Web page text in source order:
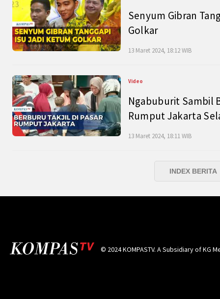
Senyum Gibran
Golkar
13 Maret 2024, 18:12 WIB
Video
Ngabuburit Sambil
Rumput Jakarta
13 Maret 2024, 18:11 WIB
INDEX BERITA
© 2024 KOMPASTV. A Subsidiary ofKG